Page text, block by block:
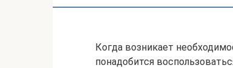
Когда возникает
понадобится